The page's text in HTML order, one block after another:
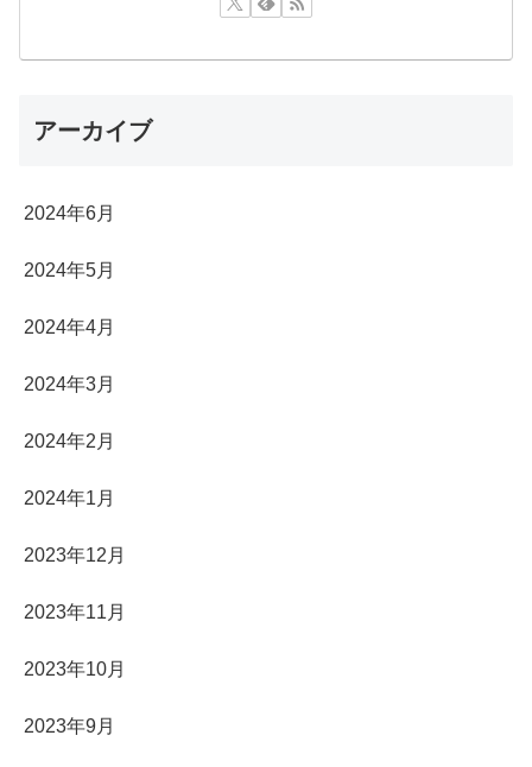
アーカイブ
2024年6月
2024年5月
2024年4月
2024年3月
2024年2月
2024年1月
2023年12月
2023年11月
2023年10月
2023年9月